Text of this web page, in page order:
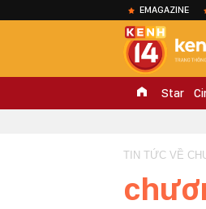
EMAGAZINE
Star
TIN TỨC VỀ